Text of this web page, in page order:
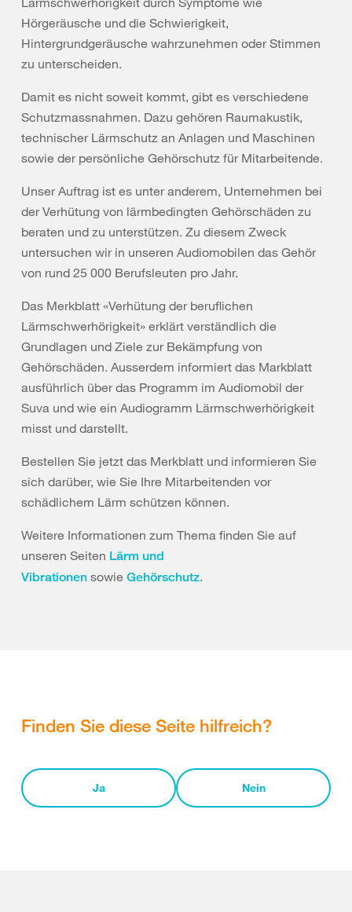
Hörgeräusche und die Schwierigkeit,
Hintergrundgeräusche wahrzunehmen oder Stimmen
zu unterscheiden.
Damit es nicht soweit kommt, gibt es verschiedene
Schutzmassnahmen. Dazu gehören Raumakustik,
technischer Lärmschutz an Anlagen und Maschinen
sowie der persönliche Gehörschutz für Mitarbeitende.
Unser Auftrag ist es unter anderem, Unternehmen bei
der Verhütung von lärmbedingten Gehörschäden zu
beraten und zu unterstützen. Zu diesem Zweck
untersuchen wir in unseren Audiomobilen das Gehör
von rund 25 000 Berufsleuten pro Jahr.
Das Merkblatt «Verhütung der beruflichen
Lärmschwerhörigkeit» erklärt verständlich die
Grundlagen und Ziele zur Bekämpfung von
Gehörschäden. Ausserdem informiert das Markblatt
ausführlich über das Programm im Audiomobil der
Suva und wie ein Audiogramm Lärmschwerhörigkeit
misst und darstellt.
Bestellen Sie jetzt das Merkblatt und informieren Sie
sich darüber, wie Sie Ihre Mitarbeitenden vor
schädlichem Lärm schützen können.
Weitere Informationen zum Thema finden Sie auf
unseren Seiten Lärm und
Vibrationen sowie Gehörschutz.
Finden Sie diese Seite hilfreich?
Ja Nein